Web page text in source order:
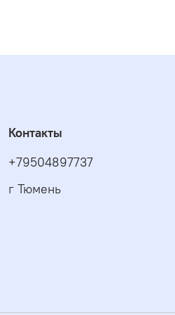
Контакты
+79504897737
г Тюмень